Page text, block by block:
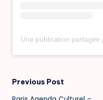
Post
Previous Post